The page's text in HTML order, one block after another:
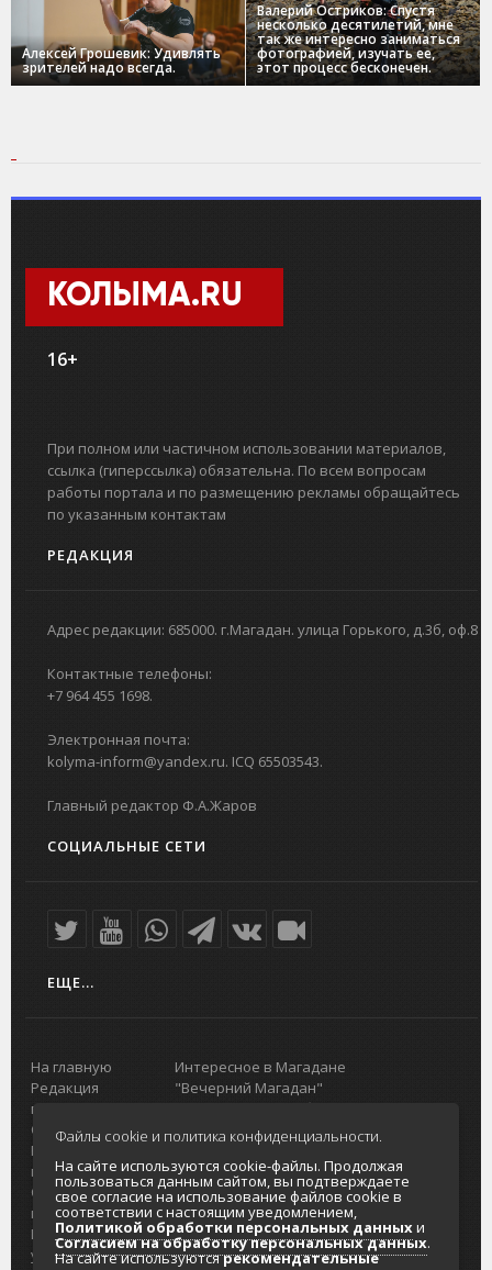
Алексей Грошевик: Удивлять
зрителей надо всегда.
Валерий Остриков: Спустя
несколько десятилетий, мне
так же интересно заниматься
фотографией, изучать ее,
этот процесс бесконечен.
КОЛЫМА.RU
16+
При полном или частичном использовании материалов,
ссылка (гиперссылка) обязательна. По всем вопросам
работы портала и по размещению рекламы обращайтесь
по указанным контактам
РЕДАКЦИЯ
Адрес редакции: 685000. г.Магадан. улица Горького, д.3б, оф.8
Контактные телефоны:
+7 964 455 1698.
Электронная почта:
kolyma-inform@yandex.ru. ICQ 65503543.
Главный редактор Ф.А.Жаров
СОЦИАЛЬНЫЕ СЕТИ
ЕЩЕ...
На главную
Редакция
портала
О проекте
Реклама на
портале
Отзывы и
предложения
Интернет-
услуги
Интересное в Магадане
"Вечерний Магадан"
Городская доска объявлений
Реклама
Главный туристический портал
Колымы
Политика в отношении обработки
персональных данных
Согласие на обработку персональных
данных
Файлы cookie и политика конфиденциальности.
На сайте используются cookie-файлы. Продолжая
пользоваться данным сайтом, вы подтверждаете
свое согласие на использование файлов cookie в
соответствии с настоящим уведомлением,
Политикой обработки персональных данныхи
Согласием на обработку персональных данных.
На сайте используютсярекомендательные